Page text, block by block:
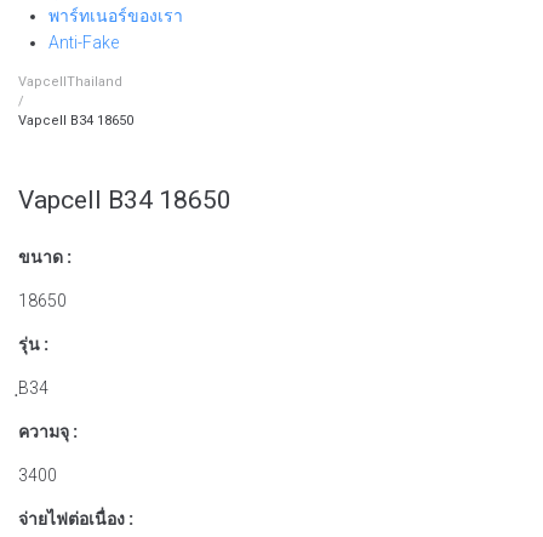
พาร์ทเนอร์ของเรา
Anti-Fake
VapcellThailand
/
Vapcell B34 18650
Vapcell B34 18650
ขนาด :
18650
รุ่น :
ฺB34
ความจุ :
3400
จ่ายไฟต่อเนื่อง :